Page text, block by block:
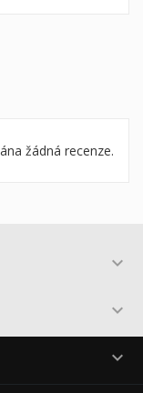
žádná recenze.


